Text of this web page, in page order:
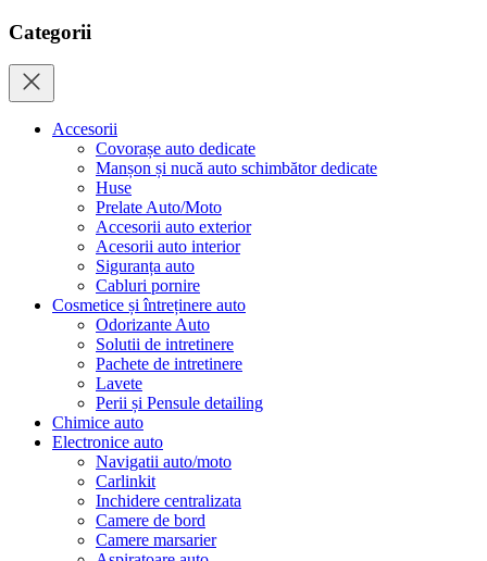
Categorii
Accesorii
Covorașe auto dedicate
Manșon și nucă auto schimbător dedicate
Huse
Prelate Auto/Moto
Accesorii auto exterior
Acesorii auto interior
Siguranța auto
Cabluri pornire
Cosmetice și întreținere auto
Odorizante Auto
Solutii de intretinere
Pachete de intretinere
Lavete
Perii și Pensule detailing
Chimice auto
Electronice auto
Navigatii auto/moto
Carlinkit
Inchidere centralizata
Camere de bord
Camere marsarier